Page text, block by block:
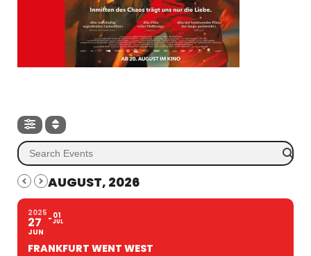
AUGUST, 2026
2025
27
JUN
01
JUL
FRANKFURT WENT WEST